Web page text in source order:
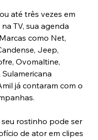
até três vezes em
TV, sua agenda
como Net,
Jeep,
Ovomaltine,
já contaram com o
seu rostinho pode ser
de ator em clipes